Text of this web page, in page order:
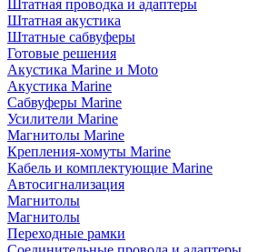
Штатная проводка и адаптеры
Штатная акустика
Штатные сабвуферы
Готовые решения
Акустика Marine и Moto
Акустика Marine
Сабвуферы Marine
Усилители Marine
Магнитолы Marine
Крепления-хомуты Marine
Кабель и комплектующие Marine
Автосигнализация
Магнитолы
Магнитолы
Переходные рамки